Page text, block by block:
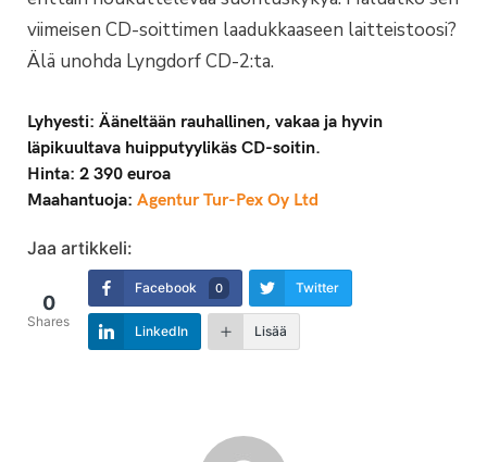
viimeisen CD-soittimen laadukkaaseen laitteistoosi?
Älä unohda Lyngdorf CD-2:ta.
Lyhyesti: Ääneltään rauhallinen, vakaa ja hyvin
läpikuultava huipputyylikäs CD-soitin.
Hinta: 2 390 euroa
Maahantuoja: Agentur Tur-Pex Oy Ltd
Jaa artikkeli:
0
Shares
Facebook 0 Twitter
LinkedIn Lisää